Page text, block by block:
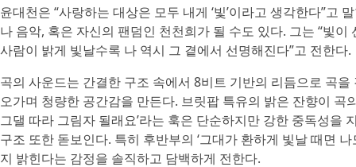
윤대천은 “사랑하는 대상은 모두 내게 ‘빛’이라고 생각한다”고
나 음악, 혹은 자신의 팬덤인 천천희가 될 수도 있다. 그는 “빛
사람이 밝게 빛날수록 나 역시 그 곁에서 선명해진다”고 전한다.
곡의 사운드는 간결한 구조 속에서 8비트 기반의 리듬으로 곡
오가며 청량한 공간감을 만든다. 브릿팝 특유의 밝은 잔향이 곡
그댈 따라 그림자 될래요’라는 훅은 단순하지만 강한 중독성을
구조 또한 돋보인다. 특히 후반부의 ‘그대가 환하게 빛날 때면
지 밝힌다는 감정을 솔직하고 담백하게 전한다.